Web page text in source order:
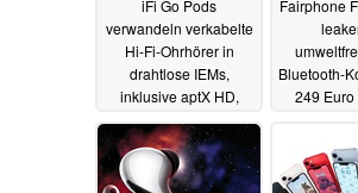
iFi Go Pods
verwandeln verkabelte
Hi-Fi-Ohrhörer in
drahtlose IEMs,
inklusive aptX HD,
LDAC und drahtlosem
Laden18.04.2023
Fairphone
Bluetooth-
249 Euro